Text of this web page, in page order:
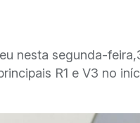
nesta segunda-
R1 e V3 no